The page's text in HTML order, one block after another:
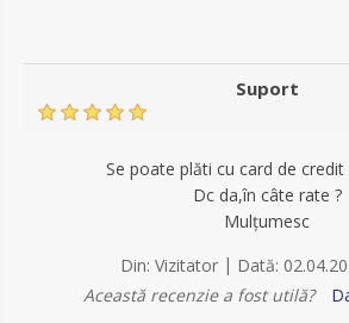
Suport
Se poate plăti cu card de credit
Dc da,în câte rate ?
Mulțumesc
Din: Vizitator | Dată:
Această recenzie a fost utilă?